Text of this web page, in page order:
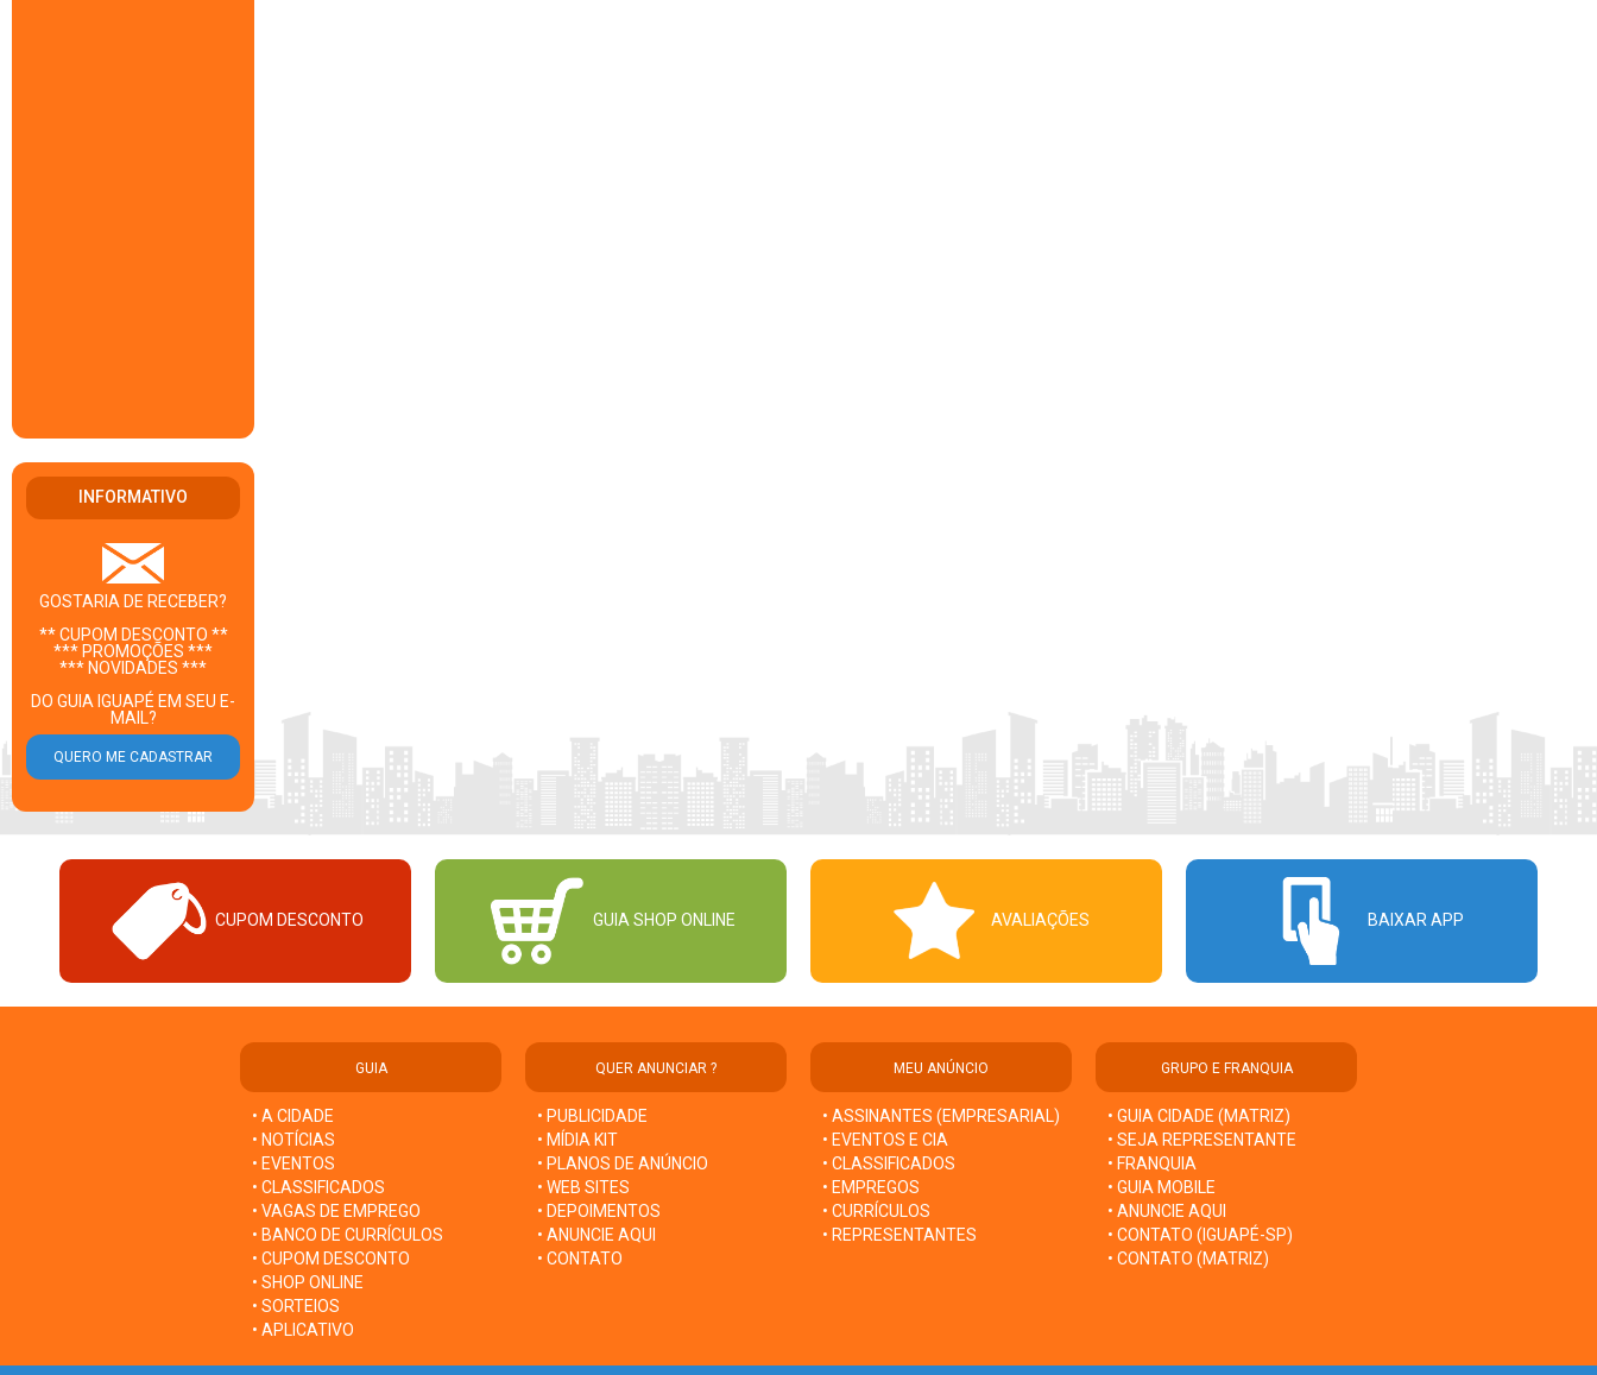
INFORMATIVO
GOSTARIA DE RECEBER?
** CUPOM DESCONTO **
*** PROMOÇÕES ***
*** NOVIDADES ***
DO GUIA IGUAPÉ EM SEU E-
MAIL?
CUPOM DESCONTO GUIA SHOP ONLINE AVALIAÇÕES BAIXAR APP
GUIA
• A CIDADE
• NOTÍCIAS
• EVENTOS
• CLASSIFICADOS
• VAGAS DE EMPREGO
• BANCO DE CURRÍCULOS
• CUPOM DESCONTO
• SHOP ONLINE
• SORTEIOS
• APLICATIVO
QUER ANUNCIAR ?
• PUBLICIDADE
• MÍDIA KIT
• PLANOS DE ANÚNCIO
• WEB SITES
• DEPOIMENTOS
• ANUNCIE AQUI
• CONTATO
MEU ANÚNCIO
• ASSINANTES (EMPRESARIAL)
• EVENTOS E CIA
• CLASSIFICADOS
• EMPREGOS
• CURRÍCULOS
• REPRESENTANTES
GRUPO E FRANQUIA
• GUIA CIDADE (MATRIZ)
• SEJA REPRESENTANTE
• FRANQUIA
• GUIA MOBILE
• ANUNCIE AQUI
• CONTATO (IGUAPÉ-SP)
• CONTATO (MATRIZ)